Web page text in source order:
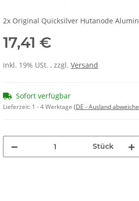
2x Original Quicksilver Hutanode
17,41 €
inkl. 19% USt. , zzgl. Versand
Sofort verfügbar
Lieferzeit: 1 - 4 Werktage (DE - Ausland
Stück